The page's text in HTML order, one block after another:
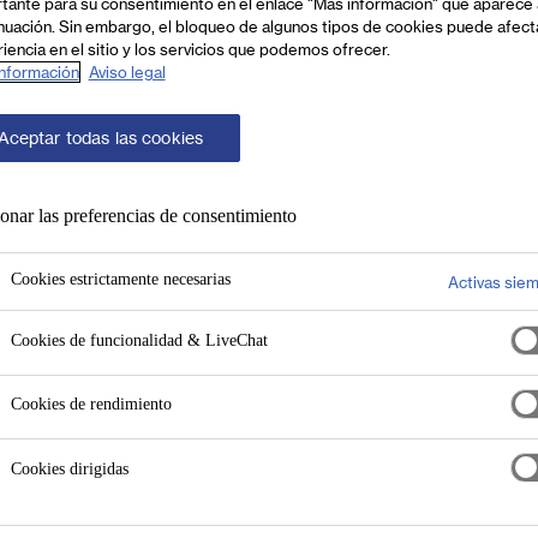
manera posible las especificaciones nacionales
A (distancias medias y grandes) y B (distancias
de enseñanza o los pabellones deportivos. Este grupo se
ofrece recomendaciones en materia de tiempo de
B engloba espacios tales como oficinas, comedores o
B5 en función de los requisitos acústicos. La norma DIN
tipo de uso del recinto. La norma austriaca ÖNORM B
Sin embargo, el bloqueo de algunos tipos de cookies puede
en el sitio y los servicios que podemos ofrecer.
Aviso legal
todas las cookies
las preferencias de consentimiento
Cookies estrictamente necesarias Activas
Cookies de funcionalidad & LiveChat
Cookies de rendimiento
Cookies dirigidas